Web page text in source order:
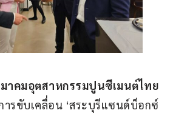
าคมอุตสาหกรรมปูนซีเมนต์ไทย
ารขับเคลื่อน ‘สระบุรีแซนด์บ็อกซ์